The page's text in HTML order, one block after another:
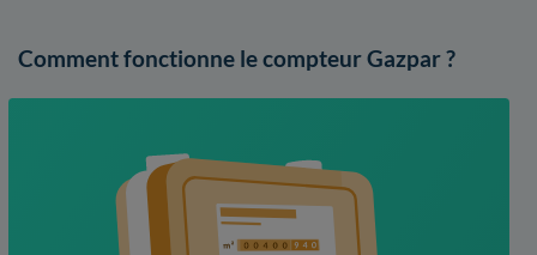
Comment fonctionne le compteur Gazpar ?